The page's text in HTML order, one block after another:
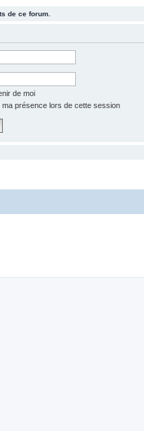
de ce forum.
de moi
ma présence lors de cette session